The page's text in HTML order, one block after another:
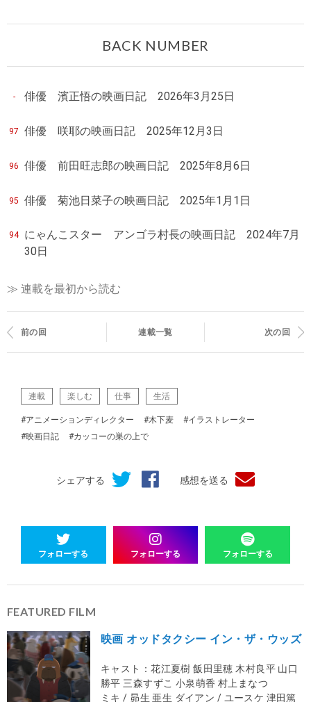
フォローする フォローする フォローする
BACK NUMBER
- 俳優 濱正悟の映画日記 2026年3月25日
97 俳優 咲耶の映画日記 2025年12月3日
96 俳優 前田旺志郎の映画日記 2025年8月6日
95 俳優 菊池日菜子の映画日記 2025年1月1日
94
にゃんこスター アンゴラ村長の映画日記 2024年7月
30日
≫ 連載を最初から読む
前の回 連載一覧 次の回
連載 楽しむ 仕事 生活
#アニメーションディレクター #木下麦
#イラストレーター
#映画日記
#カッコーの巣の上で
シェアする 感想を送る
FEATURED FILM
映画 オッドタクシー イン・ザ・ウッズ
キャスト：花江夏樹 飯⽥⾥穂 ⽊村良平 ⼭⼝
勝平 三森すずこ ⼩泉萌⾹ 村上まなつ
ミキ / 昴⽣ 亜⽣ ダイアン / ユースケ 津⽥篤